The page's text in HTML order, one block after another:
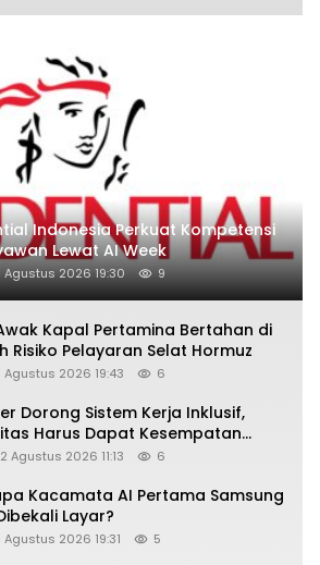
Indonesia Perkuat Kompetensi
Lewat AI Week
Agustus 2026 19:30 9
Kapal Pertamina Bertahan di
Risiko Pelayaran Selat Hormuz
Agustus 2026 19:43 6
Dorong Sistem Kerja Inklusif,
Harus Dapat Kesempatan
Agustus 2026 11:13 6
Kacamata AI Pertama Samsung
Layar?
2026 19:31 5